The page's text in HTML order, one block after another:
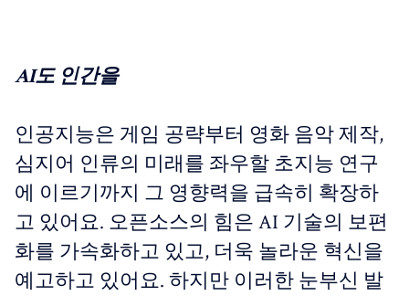
AI도 인간을
인공지능은 게임 공략부터 영화 음악 제작,
심지어 인류의 미래를 좌우할 초지능 연구
에 이르기까지 그 영향력을 급속히 확장하
고 있어요. 오픈소스의 힘은 AI 기술의 보편
화를 가속화하고 있고, 더욱 놀라운 혁신을
예고하고 있어요. 하지만 이러한 눈부신 발